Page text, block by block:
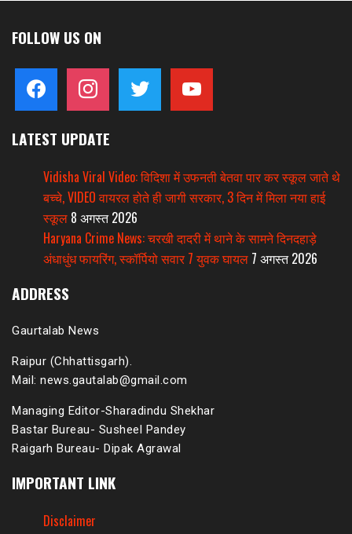
FOLLOW US ON
facebook instagram twitter youtube
LATEST UPDATE
Vidisha Viral Video: विदिशा में उफनती बेतवा पार कर स्कूल जाते थे
बच्चे, VIDEO वायरल होते ही जागी सरकार, 3 दिन में मिला नया हाई
स्कूल 8 अगस्त 2026
Haryana Crime News: चरखी दादरी में थाने के सामने दिनदहाड़े
अंधाधुंध फायरिंग, स्कॉर्पियो सवार 7 युवक घायल 7 अगस्त 2026
ADDRESS
Gaurtalab News
Raipur (Chhattisgarh).
Mail: news.gautalab@gmail.com
Managing Editor-Sharadindu Shekhar
Bastar Bureau- Susheel Pandey
Raigarh Bureau- Dipak Agrawal
IMPORTANT LINK
Disclaimer